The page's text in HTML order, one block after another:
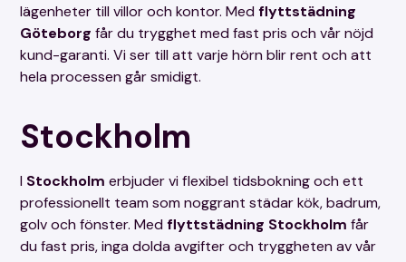
lägenheter till villor och kontor. Medflyttstädning
Göteborg får du trygghet med fast pris och vår nöjd
kund-garanti. Vi ser till att varje hörn blir rent och att
hela processen går smidigt.
Stockholm
I Stockholm erbjuder vi flexibel tidsbokning och ett
professionellt team som noggrant städar kök, badrum,
golv och fönster. Medflyttstädning Stockholm får
du fast pris, inga dolda avgifter och tryggheten av vår